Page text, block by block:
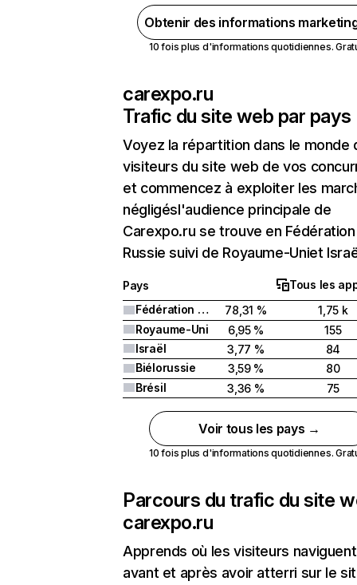
Obtenir des informations
10 fois plus d'informations quotidiennes.
carexpo.ru
Trafic du site web par pays
Voyez la répartition dans le monde
visiteurs du site web de vos
et commencez à exploiter les
négligésl'audience principale de
Carexpo.ru se trouve en
Russie suivi de Royaume-Uniet
Pays
Tous les
Fédération de Russie
78,31 %
1,75 k
Royaume-Uni
6,95 %
155
Israël
3,77 %
84
Biélorussie
3,59 %
80
Brésil
3,36 % 75
Voir tous les pays →
10 fois plus d'informations quotidiennes.
Parcours du trafic du site
carexpo.ru
Apprends où les visiteurs naviguent
avant et après avoir atterri sur le